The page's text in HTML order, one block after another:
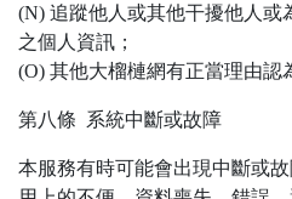
(N) 追蹤他人或其他干擾他人或
之個人資訊；
(O) 其他大榴槤網有正當理由認
第八條 系統中斷或故障
本服務有時可能會出現中斷或